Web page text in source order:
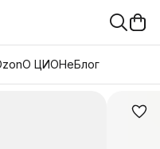
О ЦИОНеБлог